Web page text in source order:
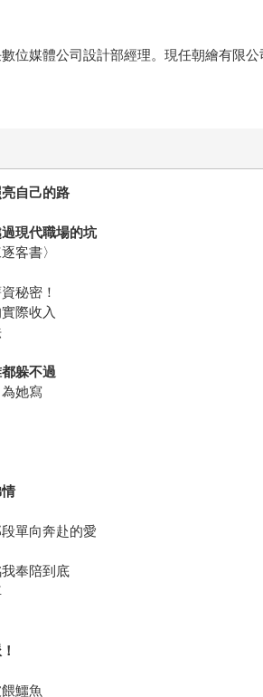
位媒體公司設計部經理。現任朝繪有限
自己的路
現代職場的坑
客書〉
秘密！
際收入
躲不過
她寫
單向奔赴的愛
奉陪到底
鱷魚